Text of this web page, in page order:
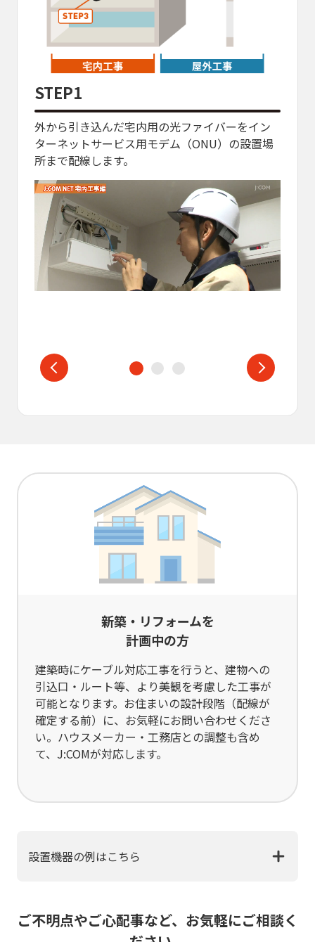
STEP1
外から引き込んだ宅内用の光ファイバーをイン
ターネットサービス用モデム（ONU）の設置場
所まで配線します。
新築・リフォームを
計画中の方
建築時にケーブル対応工事を行うと、建物への
引込口・ルート等、より美観を考慮した工事が
可能となります。お住まいの設計段階（配線が
確定する前）に、お気軽にお問い合わせくださ
い。ハウスメーカー・工務店との調整も含め
て、J:COMが対応します。
設置機器の例はこちら
ご不明点やご心配事など、お気軽にご相談く